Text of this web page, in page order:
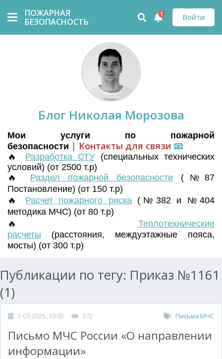
ПОЖАРНАЯ
БЕЗОПАСНОСТЬ
Войти
1
Блог Николая Морозова
Мои услуги по пожарной
безопасности | Контакты для связи 📧
🔥 Разработка СТУ (специальных технических
условий) (от 2500 т.р)
🔥 Раздел пожарной безопасности (№87
Постановление) (от 150 т.р)
🔥 Расчет пожарного риска(№382 и №404
методика МЧС) (от 80 т.р)
🔥 Теплотехнические
расчеты (расстояния, междуэтажные пояса,
мосты) (от 300 т.р)
Публикации по тегу: Приказ №1161
(1)
3-07-2025, 10:05 372 Письма МЧС
Письмо МЧС России «О направлении
информации»